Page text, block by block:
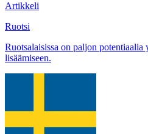
Artikkeli
Ruotsi
Ruotsalaisissa on paljon
lisäämiseen.